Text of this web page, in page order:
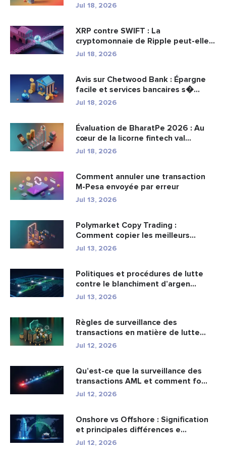
Jul 18, 2026
XRP contre SWIFT : La
cryptomonnaie de Ripple peut-elle
remplacer...
Jul 18, 2026
Avis sur Chetwood Bank : Épargne
facile et services bancaires s�...
Jul 18, 2026
Évaluation de BharatPe 2026 : Au
cœur de la licorne fintech val...
Jul 18, 2026
Comment annuler une transaction
M-Pesa envoyée par erreur
Jul 13, 2026
Polymarket Copy Trading :
Comment copier les meilleurs
portefeuil...
Jul 13, 2026
Politiques et procédures de lutte
contre le blanchiment d’argen...
Jul 13, 2026
Règles de surveillance des
transactions en matière de lutte
cont...
Jul 12, 2026
Qu’est-ce que la surveillance des
transactions AML et comment fo...
Jul 12, 2026
Onshore vs Offshore : Signification
et principales différences e...
Jul 12, 2026